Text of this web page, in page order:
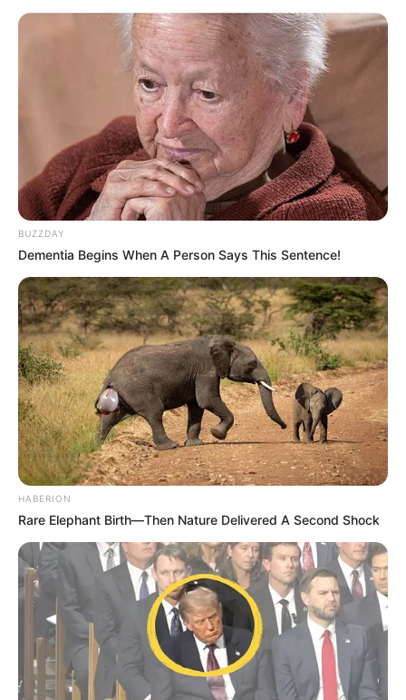
BUZZDAY
Dementia Begins When A Person Says This Sentence!
HABERION
Rare Elephant Birth—Then Nature Delivered A Second Shock